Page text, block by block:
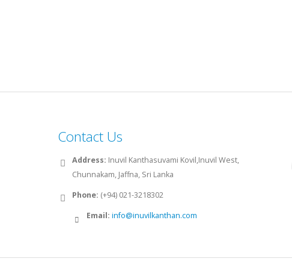
Contact Us
Address: Inuvil Kanthasuvami Kovil,Inuvil West,
Chunnakam, Jaffna, Sri Lanka
Phone: (+94) 021-3218302
Email: info@inuvilkanthan.com